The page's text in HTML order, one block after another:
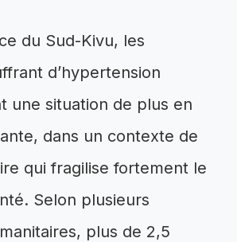
du Sud-Kivu, les
d’hypertension
une situation de plus en
dans un contexte de
qui fragilise fortement le
Selon plusieurs
plus de 2,5